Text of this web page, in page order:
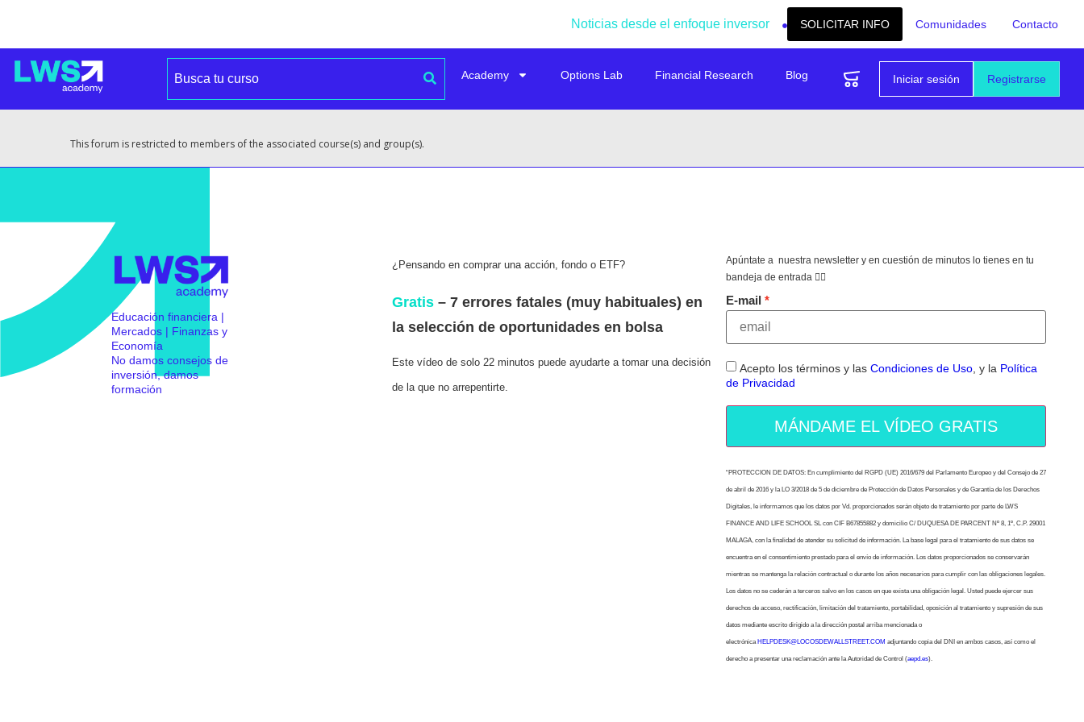
Noticias desde el enfoque inversor SOLICITAR INFO Comunidades Contacto
Registrarse
Iniciar sesión
Academy Options Lab Financial Research Blog
This forum is restricted to members of the associated course(s) and group(s).
Educación financiera |
Mercados | Finanzas y
Economía
No damos consejos de
inversión, damos
formación
¿Pensando en comprar una acción, fondo o ETF?
Gratis– 7 errores fatales (muy habituales) en
la selección de oportunidades en bolsa
Este vídeo de solo 22 minutos puede ayudarte a tomar una decisión
de la que no arrepentirte.
Apúntate a nuestra newsletter y en cuestión de minutos lo tienes en tu
bandeja de entrada 👇🏻
E-mail
Acepto los términos y las Condiciones de Uso, y la Política
de Privacidad
MÁNDAME EL VÍDEO GRATIS
“PROTECCION DE DATOS: En cumplimiento del RGPD (UE) 2016/679 del Parlamento Europeo y del Consejo de 27
de abril de 2016 y la LO 3/2018 de 5 de diciembre de Protección de Datos Personales y de Garantía de los Derechos
Digitales, le informamos que los datos por Vd. proporcionados serán objeto de tratamiento por parte de LWS
FINANCE AND LIFE SCHOOL SL con CIF B67855882 y domicilio C/ DUQUESA DE PARCENT Nº 8, 1º, C.P. 29001
MALAGA, con la finalidad de atender su solicitud de información. La base legal para el tratamiento de sus datos se
encuentra en el consentimiento prestado para el envío de información. Los datos proporcionados se conservarán
mientras se mantenga la relación contractual o durante los años necesarios para cumplir con las obligaciones legales.
Los datos no se cederán a terceros salvo en los casos en que exista una obligación legal. Usted puede ejercer sus
derechos de acceso, rectificación, limitación del tratamiento, portabilidad, oposición al tratamiento y supresión de sus
datos mediante escrito dirigido a la dirección postal arriba mencionada o
electrónica HELPDESK@LOCOSDEWALLSTREET.COM adjuntando copia del DNI en ambos casos, así como el
derecho a presentar una reclamación ante la Autoridad de Control (aepd.es).